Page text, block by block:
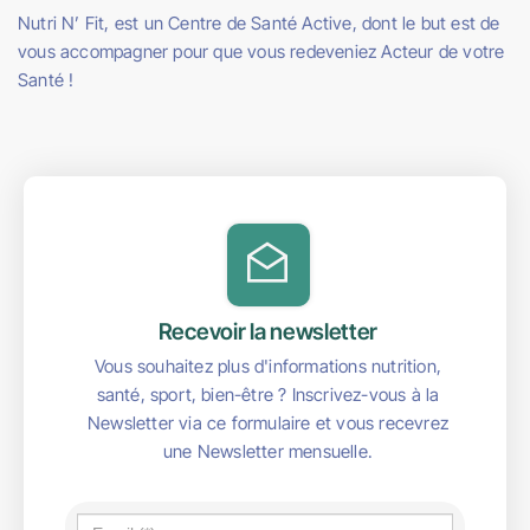
Nutri N’ Fit, est un Centre de Santé Active, dont le but est de
vous accompagner pour que vous redeveniez Acteur de votre
Santé !
Recevoir la newsletter
Vous souhaitez plus d'informations nutrition,
santé, sport, bien-être ? Inscrivez-vous à la
Newsletter via ce formulaire et vous recevrez
une Newsletter mensuelle.